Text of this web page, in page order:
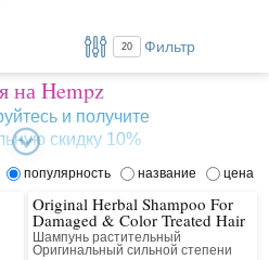
20 Фильтр
на Hempz
и получите
скидку 10%
профессиональную косметику
компонентов. Основной
и эффективность используемого
из природных ингредиентов и
и красивыми.
популярность название цена
Original Herbal Shampoo For
Damaged & Color Treated Hair
Шампунь растительный
Оригинальный сильной степени